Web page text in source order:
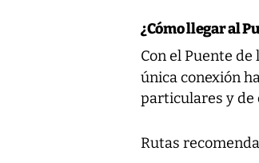
¿Cómo llegar al
Con el Puente
única conexión
particulares y de
Rutas